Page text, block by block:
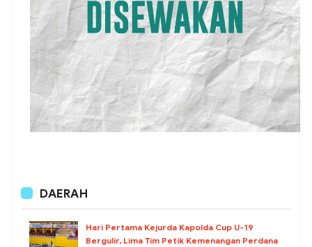
DAERAH
Hari Pertama Kejurda Kapolda Cup U-19
Bergulir, Lima Tim Petik Kemenangan Perdana